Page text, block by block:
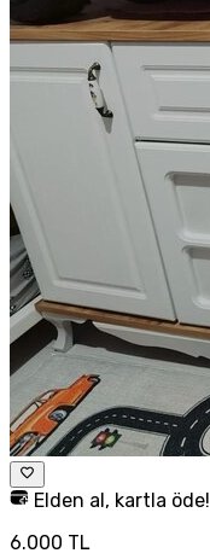
Elden al, kartla öde!
6.000 TL